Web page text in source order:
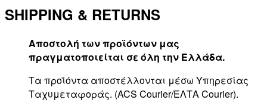
SHIPPING & RETURNS
Αποστολή των προϊόντων μας
πραγματοποιείται σε όλη την Ελλάδα.
Τα προϊόντα αποστέλλονται μέσω Υπηρεσίας
Ταχυμεταφοράς. (ACS Courier/ΕΛΤΑ Courier).